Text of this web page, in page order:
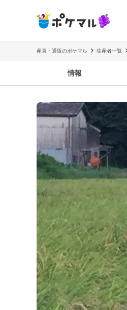
産直・通販のポケマル 生産者一覧
情報